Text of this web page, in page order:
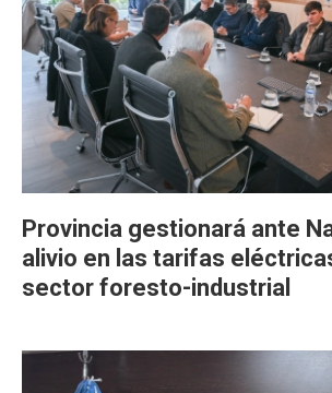
Provincia gestionará ante
alivio en las tarifas
sector foresto-industrial